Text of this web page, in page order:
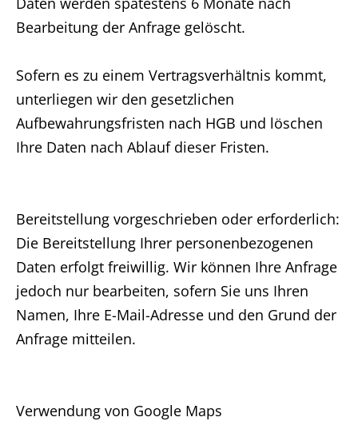
Bearbeitung der Anfrage gelöscht.
Sofern es zu einem Vertragsverhältnis kommt,
unterliegen wir den gesetzlichen
Aufbewahrungsfristen nach HGB und löschen
Ihre Daten nach Ablauf dieser Fristen.
Bereitstellung vorgeschrieben oder erforderlich:
Die Bereitstellung Ihrer personenbezogenen
Daten erfolgt freiwillig. Wir können Ihre Anfrage
jedoch nur bearbeiten, sofern Sie uns Ihren
Namen, Ihre E-Mail-Adresse und den Grund der
Anfrage mitteilen.
Verwendung von Google Maps